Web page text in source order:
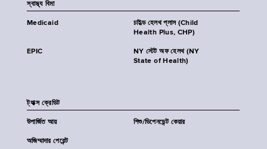
স্বাস্থ্য বিমা
Medicaid
চাইল্ড হেলথ প্লাস (Child
Health Plus, CHP)
EPIC
NY স্টেট অফ হেলথ (NY
State of Health)
ট্যাক্স ক্রেডিট
উপার্জিত আয় শিশু/ডিপেনডেন্ট কেয়ার
অজিম্মাদার পেরেন্ট